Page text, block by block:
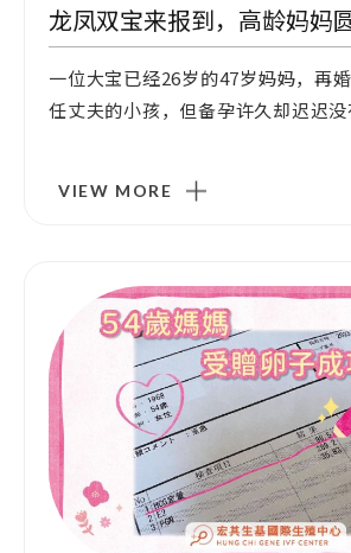
龙凤双宝来报到，高龄妈妈
一位大宝已经26岁的47岁妈妈，再
任丈夫的小孩，但备孕许久却迟迟
VIEW MORE